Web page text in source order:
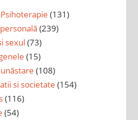
(131)
(239)
sexul (73)
(15)
(108)
si societate (154)
(116)
(54)